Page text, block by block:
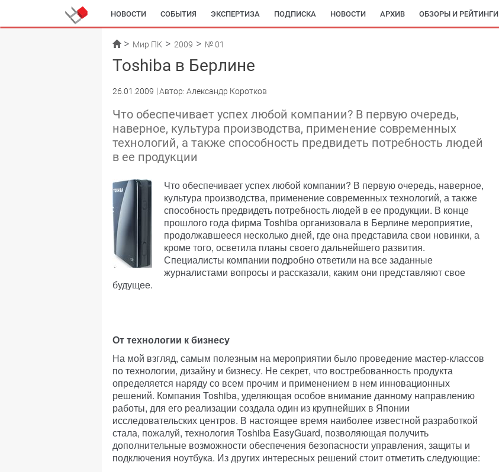
НОВОСТИ СОБЫТИЯ ЭКСПЕРТИЗА ПОДПИСКА НОВОСТИ АРХИВ ОБЗОРЫ И РЕЙТИНГИ
Мир ПК 2009 № 01
Toshiba в Берлине
26.01.2009 Автор: Александр Коротков
Что обеспечивает успех любой компании? В первую очередь,
наверное, культура производства, применение современных
технологий, а также способность предвидеть потребность людей
в ее продукции
Что обеспечивает успех любой компании? В первую очередь, наверное,
культура производства, применение современных технологий, а также
способность предвидеть потребность людей в ее продукции. В конце
прошлого года фирма Toshiba организовала в Берлине мероприятие,
продолжавшееся несколько дней, где она представила свои новинки, а
кроме того, осветила планы своего дальнейшего развития.
Специалисты компании подробно ответили на все заданные
журналистами вопросы и рассказали, каким они представляют свое
будущее.
От технологии к бизнесу
На мой взгляд, самым полезным на мероприятии было проведение мастер-классов
по технологии, дизайну и бизнесу. Не секрет, что востребованность продукта
определяется наряду со всем прочим и применением в нем инновационных
решений. Компания Toshiba, уделяющая особое внимание данному направлению
работы, для его реализации создала один из крупнейших в Японии
исследовательских центров. В настоящее время наиболее известной разработкой
стала, пожалуй, технология Toshiba EasyGuard, позволяющая получить
дополнительные возможности обеспечения безопасности управления, защиты и
подключения ноутбука. Из других интересных решений стоит отметить следующие: